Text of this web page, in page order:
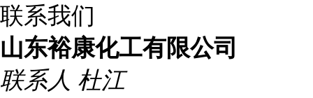
联系我们
山东裕康化工有限公司
联系人 杜江